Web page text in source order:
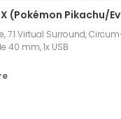
(Pokémon Pikachu/
7.1 Virtual Surround,
40 mm, 1x USB